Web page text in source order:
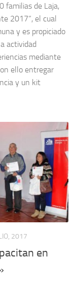
familias de Laja,
2017”, el cual
y es propiciado
actividad
mediante
ello entregar
y un kit
2017
en